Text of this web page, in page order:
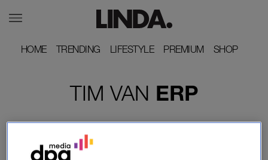
HOME
HOME TRENDING
TRENDING LIFESTYLE
LIFESTYLE PREMIUM
PREMIUM SHOP
SHOP
TIM VAN ERP